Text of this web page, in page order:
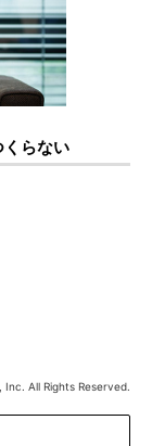
くらない
All Rights Reserved.